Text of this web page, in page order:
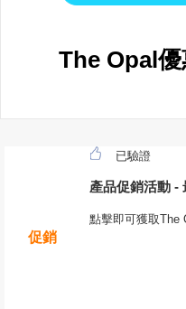
The Opal
促銷
已驗證
產品促銷活動 -
點擊即可獲取The